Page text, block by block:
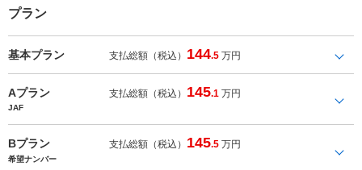
プラン
基本プラン 支払総額（税込） 144.5 万円
Aプラン 支払総額（税込） 145.1 万円
JAF
Bプラン 支払総額（税込） 145.5 万円
希望ナンバー